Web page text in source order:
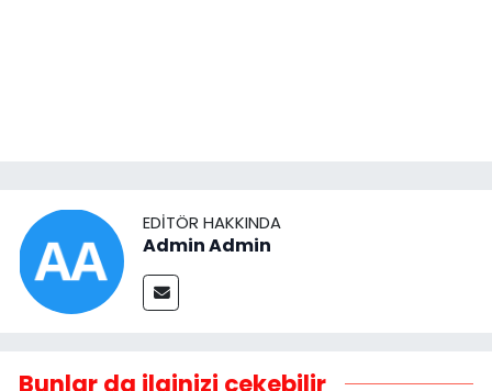
EDITÖR HAKKINDA
Admin Admin
Bunlar da ilginizi çekebilir